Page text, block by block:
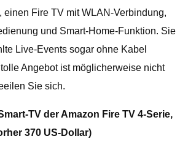
einen Fire TV mit WLAN-Verbindung,
und Smart-Home-Funktion. Sie
Live-Events sogar ohne Kabel
Angebot ist möglicherweise nicht
Sie sich.
TV der Amazon Fire TV 4-Serie,
370 US-Dollar)